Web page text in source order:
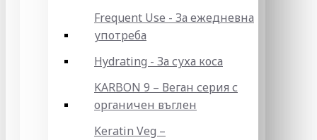
Frequent Use - За ежедневна
употреба
Hydrating - За суха коса
KARBON 9 – Веган серия с
органичен въглен
Keratin Veg –